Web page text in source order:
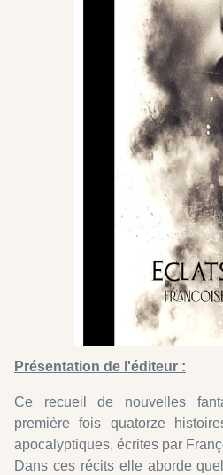
Présentation de l'éditeur :
Ce recueil de nouvelles
première fois quatorze
apocalyptiques, écrites par
Dans ces récits elle aborde